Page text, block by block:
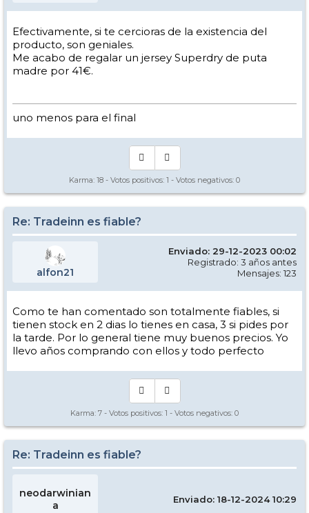
Efectivamente, si te cercioras de la existencia del
producto, son geniales.
Me acabo de regalar un jersey Superdry de puta
madre por 41€.
uno menos para el final
Karma: 18 - Votos positivos: 1 - Votos negativos: 0
Re: Tradeinn es fiable?
alfon21
Enviado: 29-12-2023 00:02
Registrado: 3 años antes
Mensajes: 123
Como te han comentado son totalmente fiables, si
tienen stock en 2 dias lo tienes en casa, 3 si pides por
la tarde. Por lo general tiene muy buenos precios. Yo
llevo años comprando con ellos y todo perfecto
Karma: 7 - Votos positivos: 1 - Votos negativos: 0
Re: Tradeinn es fiable?
neodarwinian
a
Enviado: 18-12-2024 10:29